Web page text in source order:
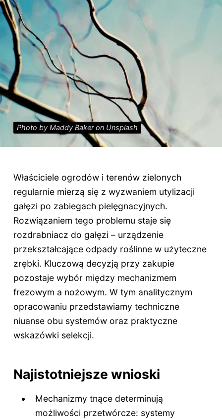
Photo by Maddy Baker on Unsplash
Właściciele ogrodów i terenów zielonych
regularnie mierzą się z wyzwaniem utylizacji
gałęzi po zabiegach pielęgnacyjnych.
Rozwiązaniem tego problemu staje się
rozdrabniacz do gałęzi – urządzenie
przekształcające odpady roślinne w użyteczne
zrębki. Kluczową decyzją przy zakupie
pozostaje wybór między mechanizmem
frezowym a nożowym. W tym analitycznym
opracowaniu przedstawiamy techniczne
niuanse obu systemów oraz praktyczne
wskazówki selekcji.
Najistotniejsze wnioski
Mechanizmy tnące determinują
możliwości przetwórcze: systemy